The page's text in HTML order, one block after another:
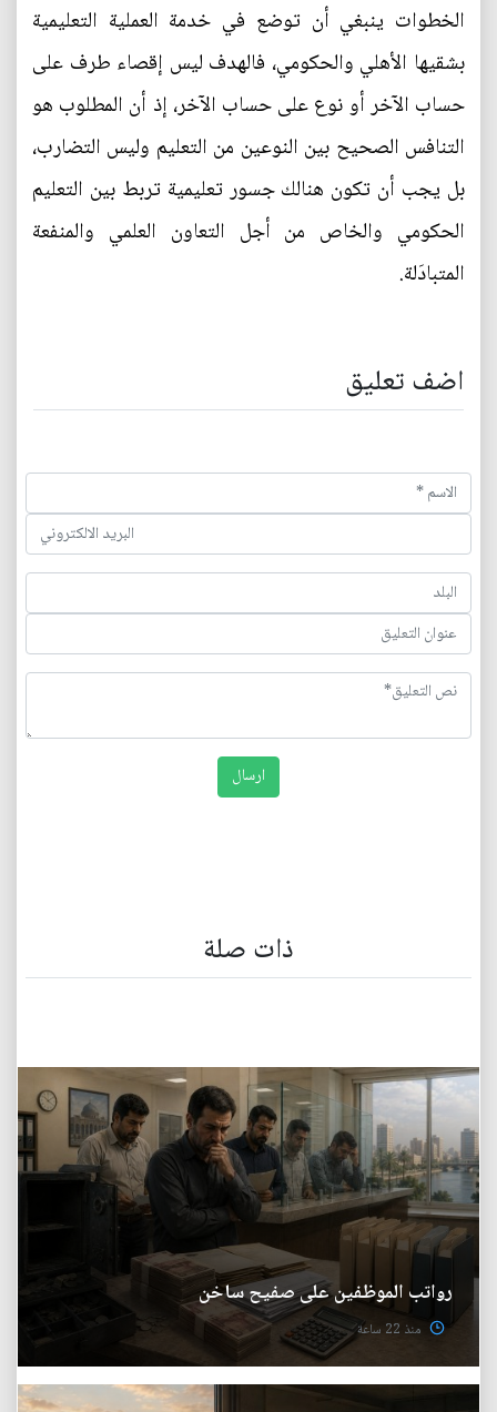
الخطوات ينبغي أن توضع في خدمة العملية التعليمية
بشقيها الأهلي والحكومي، فالهدف ليس إقصاء طرف على
حساب الآخر أو نوع على حساب الآخر، إذ أن المطلوب هو
التنافس الصحيح بين النوعين من التعليم وليس التضارب،
بل يجب أن تكون هنالك جسور تعليمية تربط بين التعليم
الحكومي والخاص من أجل التعاون العلمي والمنفعة
المتبادَلة.
اضف تعليق
ذات صلة
رواتب الموظفين على صفيح ساخن
منذ 22 ساعة